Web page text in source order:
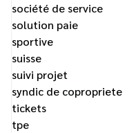
société de service
solution paie
sportive
suisse
suivi projet
syndic de copropriete
tickets
tpe